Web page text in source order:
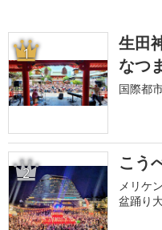
1
生田
なつ
国際都
2 こう
メリケ
盆踊り